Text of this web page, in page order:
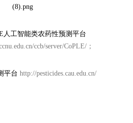
人工智能类农药性预测平台
ccb/server/CoPLE/；
平台 http://pesticides.cau.edu.cn/